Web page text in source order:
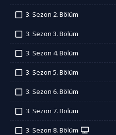
3. Sezon 2. Bölüm
3. Sezon 3. Bölüm
3. Sezon 4. Bölüm
3. Sezon 5. Bölüm
3. Sezon 6. Bölüm
3. Sezon 7. Bölüm
3. Sezon 8. Bölüm